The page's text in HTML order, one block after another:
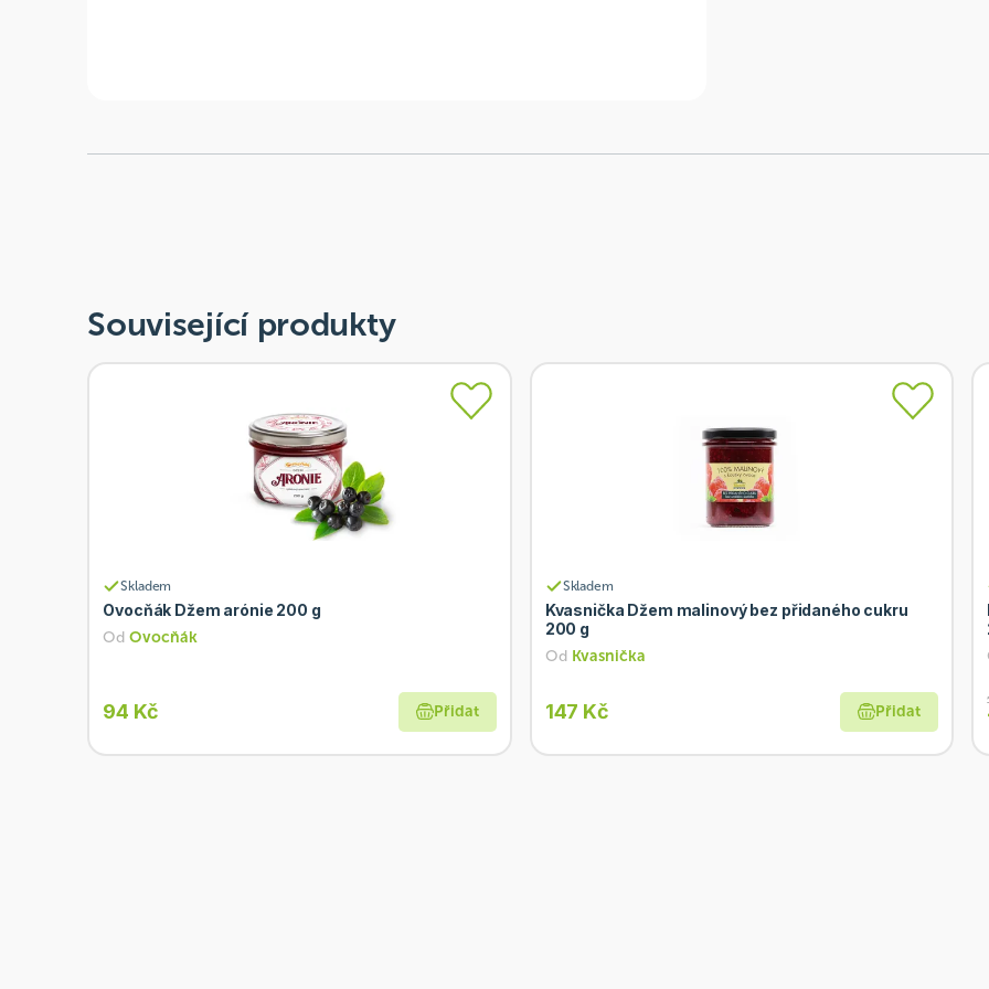
Související produkty
Skladem
Ovocňák Džem arónie 200 g
OdOvocňák
94 Kč Přidat
Skladem
Kvasnička Džem malinový bez přidaného cukru
200 g
Od Kvasnička
147 Kč Přidat